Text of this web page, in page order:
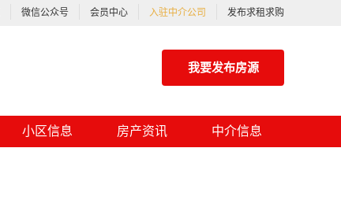
微信公众号 会员中心 入驻中介公司 发布求租求购
我要发布房源
小区信息 房产资讯 中介信息